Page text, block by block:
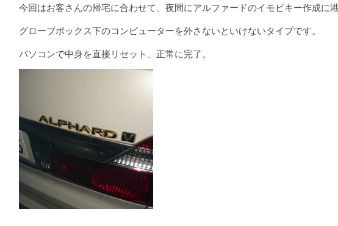
今回はお客さんの帰宅に合わせて、夜間にアルファードのイモビキー作成に
グローブボックス下のコンピューターを外さないといけないタイプです。
パソコンで中身を直接リセット、正常に完了。